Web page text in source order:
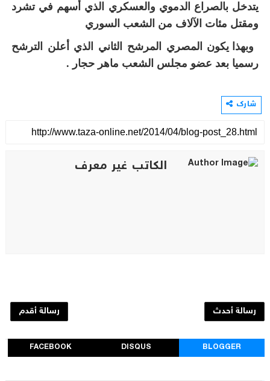
يتدخل بالصراع الدموي والعسكري الذي أسهم في تشرد
ومقتل مئات الآلاف من الشعب السوري
وبهذا يكون المصري المرشح الثاني الذي أعلن الترشح
رسميا بعد عضو مجلس الشعب ماهر حجار .
شارك
الكاتب غير معرف
رسالة أحدث رسالة أقدم
BLOGGER
DISQUS
FACEBOOK